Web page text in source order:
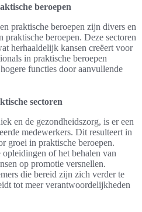
beroepen
praktische beroepen zijn divers en
beroepen. Deze sectoren
herhaaldelijk kansen creëert voor
in praktische beroepen
functies door aanvullende
sectoren
en de gezondheidszorg, is er een
medewerkers. Dit resulteert in
groei in praktische beroepen.
opleidingen of het behalen van
op promotie versnellen.
die bereid zijn zich verder te
tot meer verantwoordelijkheden